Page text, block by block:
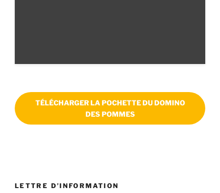
TÉLÉCHARGER LA POCHETTE DU DOMINO
DES POMMES
LETTRE D’INFORMATION